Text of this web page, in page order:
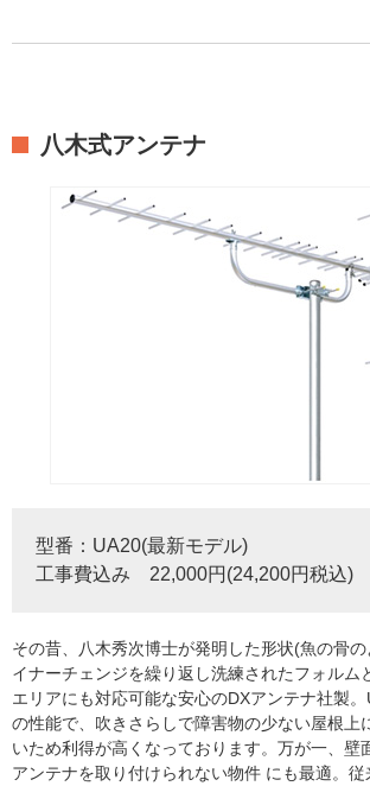
八木式アンテナ
型番：UA20(最新モデル)
工事費込み 22,000円(24,200円税込)
その昔、八木秀次博士が発明した形状(魚の骨
イナーチェンジを繰り返し洗練されたフォルム
エリアにも対応可能な安心のDXアンテナ社製
の性能で、吹きさらしで障害物の少ない屋根上
いため利得が高くなっております。万が一、壁
アンテナを取り付けられない物件 にも最適。